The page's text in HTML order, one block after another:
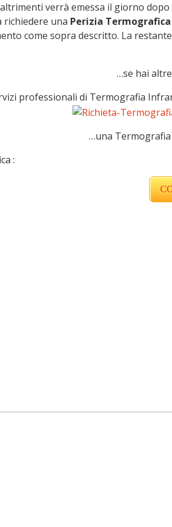
verrà emessa il giorno
richiedere una Perizia Termografica
come sopra descritto. La
…se hai
professionali di Termografia
…una
: